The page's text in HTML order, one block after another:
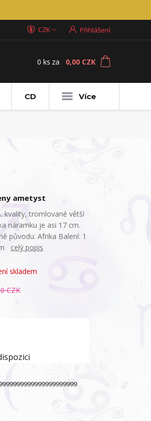
CZK Přihlášení
0 ks za 0,00 CZK
CD Více
ametyst
kvality, tromlované větší
náramku je asi 17 cm.
původu: Afrika Balení: 1
celý popis
skladem
CZK